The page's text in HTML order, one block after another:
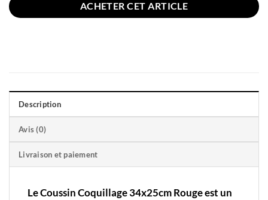
ACHETER CET ARTICLE
Description
Avis (0)
Livraison et paiement
Le Coussin Coquillage 34x25cm Rouge est un